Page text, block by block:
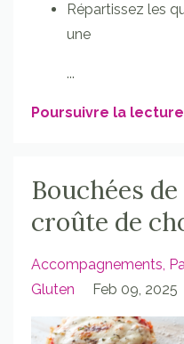
Répartissez les
une
...
Poursuivre la
Bouchées
croûte de
Accompagnements
Gluten
Feb 09, 2025